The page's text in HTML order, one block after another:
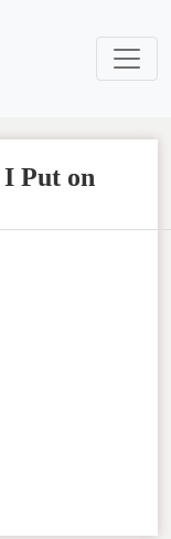
Put on